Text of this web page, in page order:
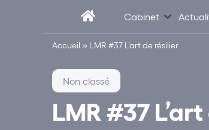
Cabinet
Accueil » LMR #37 L’art de résilier
LMR #37
Non classé